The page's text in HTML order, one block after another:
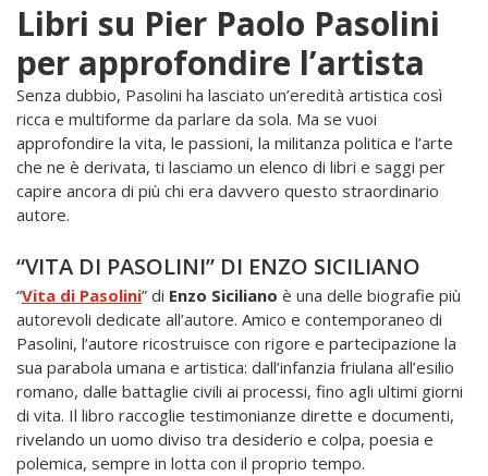
Libri su Pier Paolo Pasolini
per approfondire l’artista
Senza dubbio, Pasolini ha lasciato un’eredità artistica così
ricca e multiforme da parlare da sola. Ma se vuoi
approfondire la vita, le passioni, la militanza politica e l’arte
che ne è derivata, ti lasciamo un elenco di libri e saggi per
capire ancora di più chi era davvero questo straordinario
autore.
“VITA DI PASOLINI” DI ENZO SICILIANO
“Vita di Pasolini” di Enzo Siciliano è una delle biografie più
autorevoli dedicate all’autore. Amico e contemporaneo di
Pasolini, l’autore ricostruisce con rigore e partecipazione la
sua parabola umana e artistica: dall’infanzia friulana all’esilio
romano, dalle battaglie civili ai processi, fino agli ultimi giorni
di vita. Il libro raccoglie testimonianze dirette e documenti,
rivelando un uomo diviso tra desiderio e colpa, poesia e
polemica, sempre in lotta con il proprio tempo.